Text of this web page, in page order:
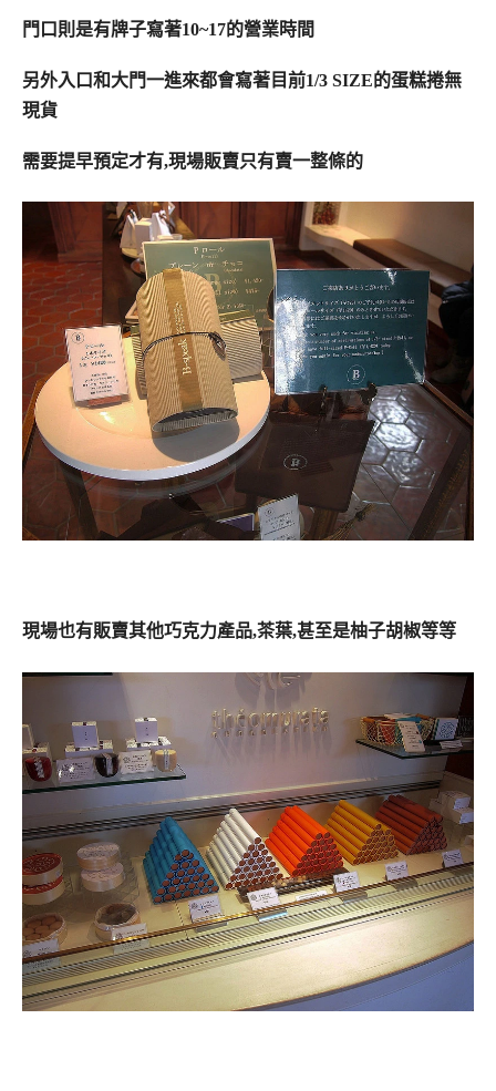
門口則是有牌子寫著10~17的營業時間
另外入口和大門一進來都會寫著目前1/3 SIZE的蛋糕捲無
現貨
需要提早預定才有,現場販賣只有賣一整條的
現場也有販賣其他巧克力產品,茶葉,甚至是柚子胡椒等等